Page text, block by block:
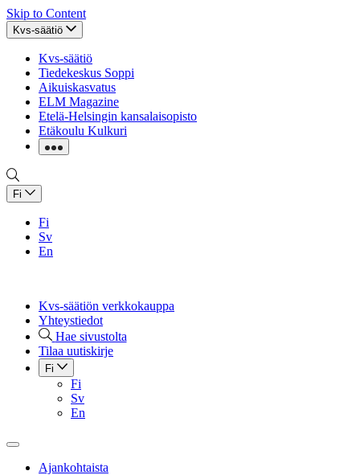
Skip to Content
Kvs-säätiö
Kvs-säätiö
Tiedekeskus Soppi
Aikuiskasvatus
ELM Magazine
Etelä-Helsingin kansalaisopisto
Etäkoulu Kulkuri
Fi
Fi
Sv
En
Kvs-säätiön verkkokauppa
Yhteystiedot
Hae sivustolta
Tilaa uutiskirje
Fi
Fi
Sv
En
Ajankohtaista